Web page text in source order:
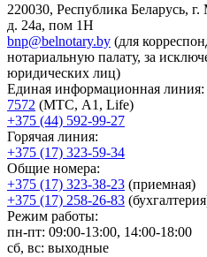
220030, Республика Беларусь,
д. 24а, пом 1Н
bnp@belnotary.by (для
нотариальную палату, за
юридических лиц)
Единая информационная линия:
7572 (МТС, A1, Life)
+375 (44) 592-99-27
Горячая линия:
+375 (17) 323-59-34
Общие номера:
+375 (17) 323-38-23 (приемная)
+375 (17) 258-26-83
Режим работы:
пн-пт: 09:00-13:00, 14:00-18:00
сб, вс: выходные